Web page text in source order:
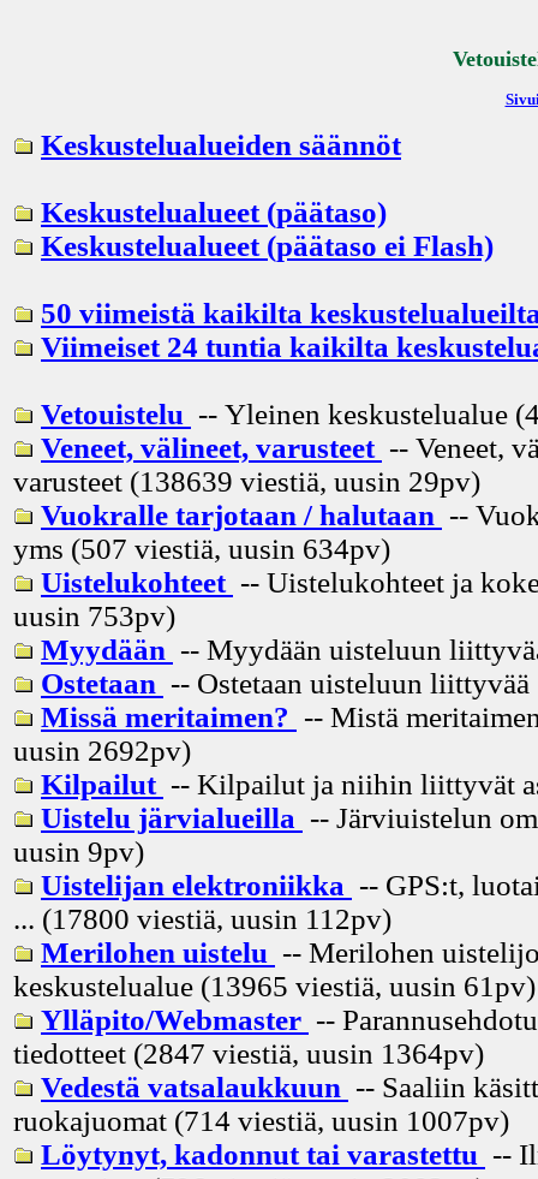
Keskustelualueiden säännöt
Keskustelualueet (päätaso)
Keskustelualueet (päätaso ei Flash)
50 viimeistä kaikilta
Viimeiset 24 tuntia kaikilta
Vetouistelu -- Yleinen keskustelualue
Veneet, välineet, varusteet -- Veneet,
varusteet (138639 viestiä, uusin 29pv)
Vuokralle tarjotaan / halutaan --
yms (507 viestiä, uusin 634pv)
Uistelukohteet -- Uistelukohteet ja
uusin 753pv)
Myydään -- Myydään uisteluun
Ostetaan -- Ostetaan uisteluun
Missä meritaimen? -- Mistä
uusin 2692pv)
Kilpailut -- Kilpailut ja niihin liittyvät
Uistelu järvialueilla -- Järviuistelun
uusin 9pv)
Uistelijan elektroniikka -- GPS:t,
... (17800 viestiä, uusin 112pv)
Merilohen uistelu -- Merilohen
keskustelualue (13965 viestiä, uusin 61pv)
Ylläpito/Webmaster --
tiedotteet (2847 viestiä, uusin 1364pv)
Vedestä vatsalaukkuun -- Saaliin
ruokajuomat (714 viestiä, uusin 1007pv)
Löytynyt, kadonnut tai varastettu --